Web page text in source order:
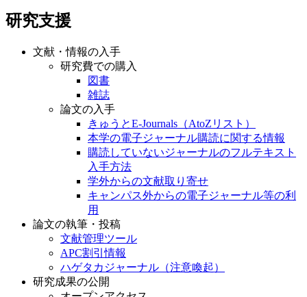
研究支援
文献・情報の入手
研究費での購入
図書
雑誌
論文の入手
きゅうとE-Journals（AtoZリスト）
本学の電子ジャーナル購読に関する情報
購読していないジャーナルのフルテキスト
入手方法
学外からの文献取り寄せ
キャンパス外からの電子ジャーナル等の利
用
論文の執筆・投稿
文献管理ツール
APC割引情報
ハゲタカジャーナル（注意喚起）
研究成果の公開